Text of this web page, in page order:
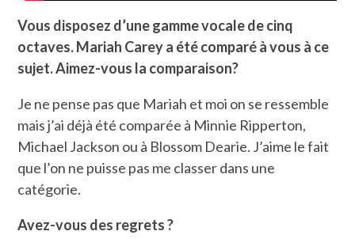
Vous disposez d’une gamme vocale de cinq
octaves. Mariah Carey a été comparé à vous à ce
sujet. Aimez-vous la comparaison?
Je ne pense pas que Mariah et moi on se ressemble
mais j’ai déjà été comparée à Minnie Ripperton,
Michael Jackson ou à Blossom Dearie. J’aime le fait
que l’on ne puisse pas me classer dans une
catégorie.
Avez-vous des regrets ?